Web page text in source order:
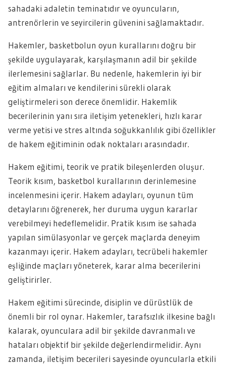
sahadaki adaletin teminatıdır ve oyuncuların,
antrenörlerin ve seyircilerin güvenini sağlamaktadır.
Hakemler, basketbolun oyun kurallarını doğru bir
şekilde uygulayarak, karşılaşmanın adil bir şekilde
ilerlemesini sağlarlar. Bu nedenle, hakemlerin iyi bir
eğitim almaları ve kendilerini sürekli olarak
geliştirmeleri son derece önemlidir. Hakemlik
becerilerinin yanı sıra iletişim yetenekleri, hızlı karar
verme yetisi ve stres altında soğukkanlılık gibi özellikler
de hakem eğitiminin odak noktaları arasındadır.
Hakem eğitimi, teorik ve pratik bileşenlerden oluşur.
Teorik kısım, basketbol kurallarının derinlemesine
incelenmesini içerir. Hakem adayları, oyunun tüm
detaylarını öğrenerek, her duruma uygun kararlar
verebilmeyi hedeflemelidir. Pratik kısım ise sahada
yapılan simülasyonlar ve gerçek maçlarda deneyim
kazanmayı içerir. Hakem adayları, tecrübeli hakemler
eşliğinde maçları yöneterek, karar alma becerilerini
geliştirirler.
Hakem eğitimi sürecinde, disiplin ve dürüstlük de
önemli bir rol oynar. Hakemler, tarafsızlık ilkesine bağlı
kalarak, oyunculara adil bir şekilde davranmalı ve
hataları objektif bir şekilde değerlendirmelidir. Aynı
zamanda, iletişim becerileri sayesinde oyuncularla etkili